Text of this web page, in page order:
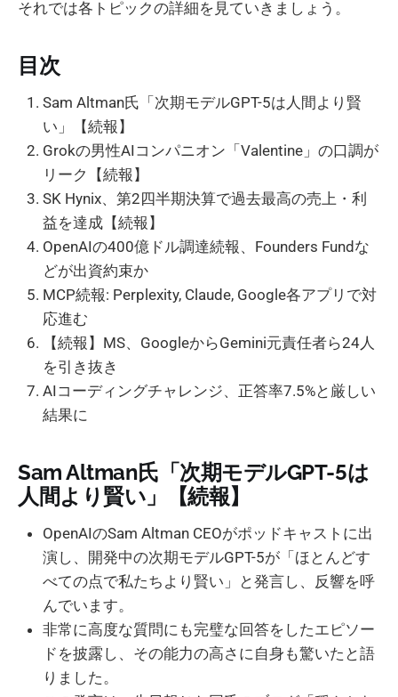
それでは各トピックの詳細を見ていきましょう。
目次
Sam Altman氏「次期モデルGPT-5は人間より賢
い」【続報】
Grokの男性AIコンパニオン「Valentine」の口調が
リーク【続報】
SK Hynix、第2四半期決算で過去最高の売上・利
益を達成【続報】
OpenAIの400億ドル調達続報、Founders Fundな
どが出資約束か
MCP続報: Perplexity, Claude, Google各アプリで対
応進む
【続報】MS、GoogleからGemini元責任者ら24人
を引き抜き
AIコーディングチャレンジ、正答率7.5%と厳しい
結果に
Sam Altman氏「次期モデルGPT-5は
人間より賢い」【続報】
OpenAIのSam Altman CEOがポッドキャストに出
演し、開発中の次期モデルGPT-5が「ほとんどす
べての点で私たちより賢い」と発言し、反響を呼
んでいます。
非常に高度な質問にも完璧な回答をしたエピソー
ドを披露し、その能力の高さに自身も驚いたと語
りました。